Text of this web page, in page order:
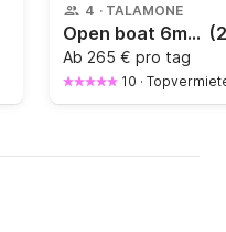
4 · TALAMONE
Open boat 6mt Ranieri Giubileo mit Mercury 40 PS
Ab 265 € pro tag
10 ·